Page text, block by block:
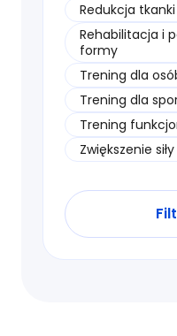
Redukcja
Rehabilitacja i
formy
Trening dla
Trening dla
Trening
Zwiększenie siły